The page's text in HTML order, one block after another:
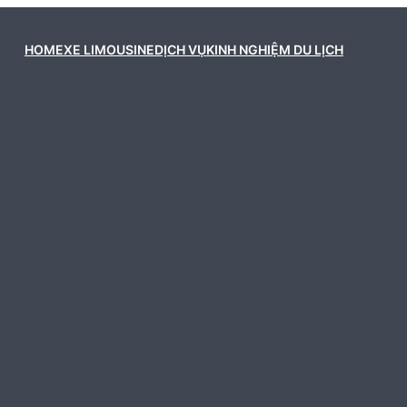
HOMEXE LIMOUSINEDỊCH VỤKINH NGHIỆM DU LỊCH